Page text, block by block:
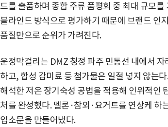
드를 출품하며 종합 주류 품평회 중 최대 규모를
블라인드 방식으로 평가하기 때문에 브랜드 인
품질만으로 순위가 가려진다.
운정막걸리는 DMZ 청정 파주 민통선 내에서
하고, 합성 감미료 등 첨가물은 일절 넣지 않는
해석한 저온 장기숙성 공법을 적용해 인위적인
처를 완성했다. 멜론·참외·요거트를 연상케 하
입소문을 만들어냈다.